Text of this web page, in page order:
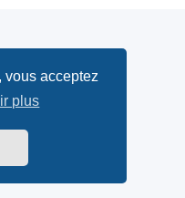
vous acceptez
plus